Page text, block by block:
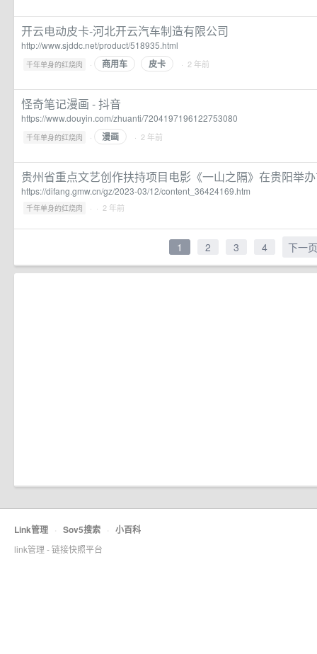
开云电动皮卡-河北开云汽车制造有限公司
http://www.sjddc.net/product/518935.html
千年单身的红烧肉 · 商用车 皮卡 · 2 年前
怪奇笔记漫画 - 抖音
https://www.douyin.com/zhuanti/7204197196122753080
千年单身的红烧肉 · 漫画 · 2 年前
贵州省重点文艺创作扶持项目电影《一山之隔》在贵阳举
https://difang.gmw.cn/gz/2023-03/12/content_36424169.htm
千年单身的红烧肉 · · 2 年前
1 2 3 4 下一页
Link管理 · Sov5搜索 · 小百科
link管理 - 链接快照平台